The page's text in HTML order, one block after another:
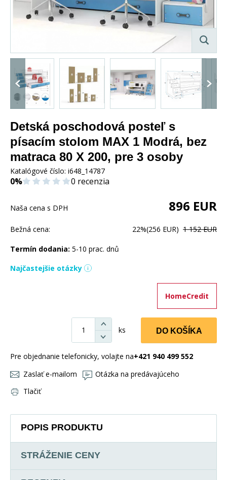
Detská poschodová posteľ s
písacím stolom MAX 1 Modrá, bez
matraca 80 X 200, pre 3 osoby
Katalógové číslo: i648_14787
0% 0 recenzia
Naša cena s DPH 896 EUR
Bežná cena: 22%(256 EUR) 1 152 EUR
Termín dodania: 5-10 prac. dnů
Najčastejšie otázky
HomeCredit
ks DO KOŠÍKA
Pre objednanie telefonicky, volajte na+421 940 499 552
Zaslať e-mailom
Otázka na predávajúceho
Tlačiť
POPIS PRODUKTU
STRÁŽENIE CENY